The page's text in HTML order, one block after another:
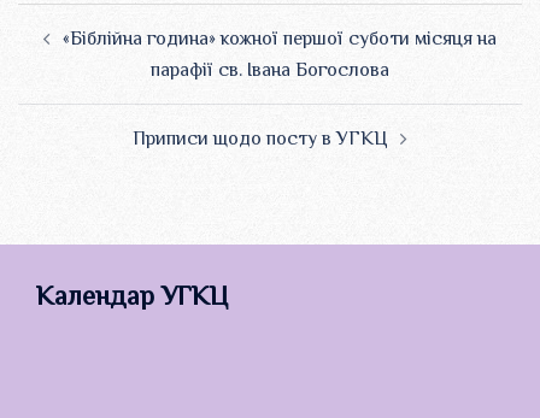
по
«Біблійна година» кожної першої суботи місяця на
парафії св. Івана Богослова
Приписи щодо посту в УГКЦ
Календар УГКЦ